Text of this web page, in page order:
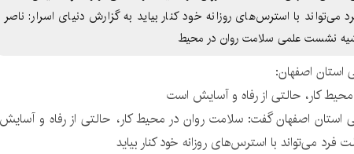
می‌تواند با استرس‌های روزانه خود کنار بیاید به گزارش دنیای اسرار: ناصر
نشست علمی سلامت روان در محیط
استان اصفهان:
کار، حالتی از رفاه و آسایش است
استان اصفهان گفت: سلامت روان در محیط کار، حالتی از رفاه و آسایش
فرد می‌تواند با استرس‌های روزانه خود کنار بیاید